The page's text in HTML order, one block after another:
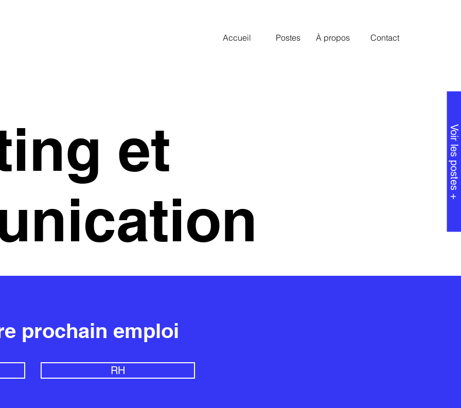
Voir les postes +
Accueil Postes À propos Contact
et
prochain emploi
RH